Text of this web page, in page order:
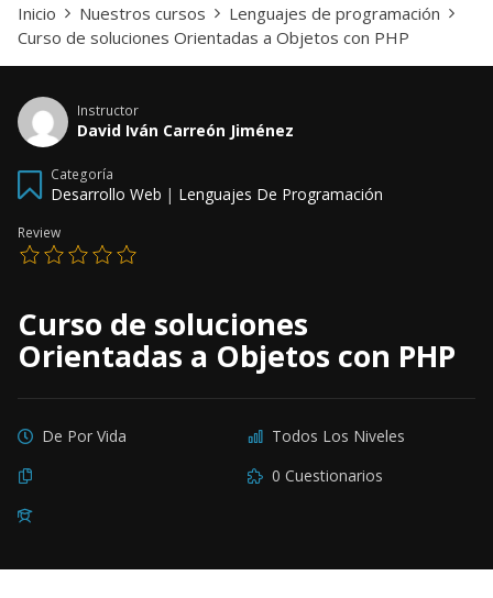
Inicio Nuestros cursos
Lenguajes de programación
Curso de soluciones Orientadas a Objetos con PHP
Instructor
David Iván Carreón Jiménez
Categoría
Desarrollo Web | Lenguajes De Programación
Review
Curso de soluciones
Orientadas a Objetos con PHP
De Por Vida
Todos Los Niveles
0 Cuestionarios